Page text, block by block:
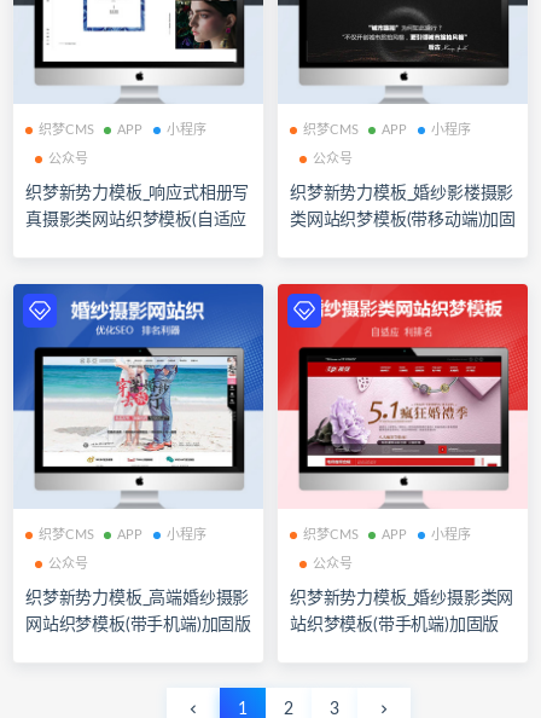
织梦CMS APP 小程序
公众号
织梦新势力模板_响应式相册写
真摄影类网站织梦模板(自适应
织梦CMS APP 小程序
公众号
织梦新势力模板_婚纱影楼摄影
类网站织梦模板(带移动端)加固
织梦CMS APP 小程序
公众号
织梦新势力模板_高端婚纱摄影
网站织梦模板(带手机端)加固版
织梦CMS APP 小程序
公众号
织梦新势力模板_婚纱摄影类网
站织梦模板(带手机端)加固版
1 2 3